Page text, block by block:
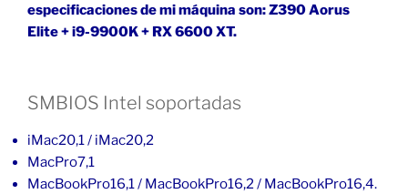
especificaciones de mi máquina son: Z390 Aorus
Elite + i9-9900K + RX 6600 XT.
SMBIOS Intel soportadas
iMac20,1 / iMac20,2
MacPro7,1
MacBookPro16,1 / MacBookPro16,2 / MacBookPro16,4.